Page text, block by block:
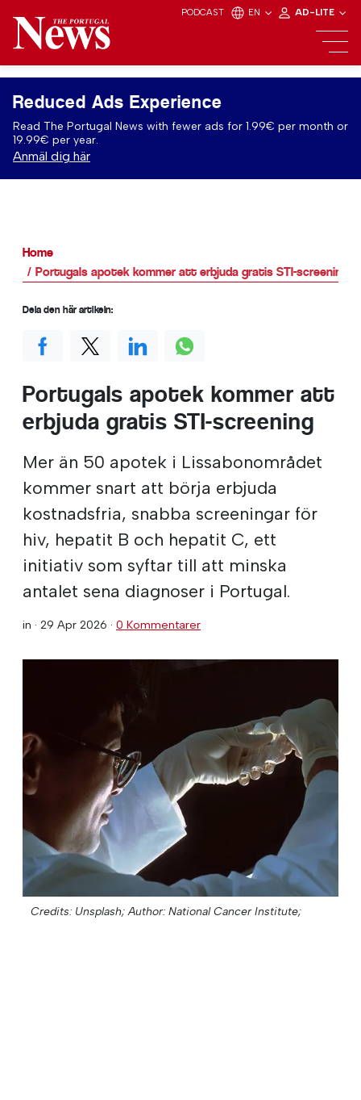
PODCAST EN AD-LITE
Reduced Ads Experience
Read The Portugal News with fewer ads for 1.99€ per month or
19.99€ per year.
Anmäl dig här
Home
Portugals apotek kommer att erbjuda gratis STI-screening
Portugals apotek kommer att
erbjuda gratis STI-screening
Mer än 50 apotek i Lissabonområdet
kommer snart att börja erbjuda
kostnadsfria, snabba screeningar för
hiv, hepatit B och hepatit C, ett
initiativ som syftar till att minska
antalet sena diagnoser i Portugal.
in · 29 Apr 2026 · 0 Kommentarer
Credits: Unsplash; Author: National Cancer Institute;
Dela den här artikeln: